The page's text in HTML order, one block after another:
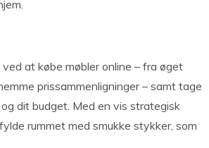
at købe møbler online – fra øget
prissammenligninger – samt tage
dit budget. Med en vis strategisk
rummet med smukke stykker, som